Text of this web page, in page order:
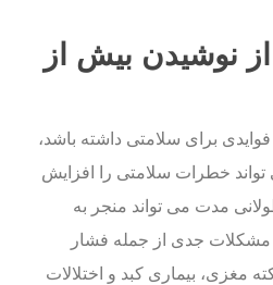
نوشیدن بیش از
برای سلامتی داشته باشد،
خطرات سلامتی را افزایش
مدت می تواند منجر به
جدی از جمله فشار
مغزی، بیماری کبد و اختلالات